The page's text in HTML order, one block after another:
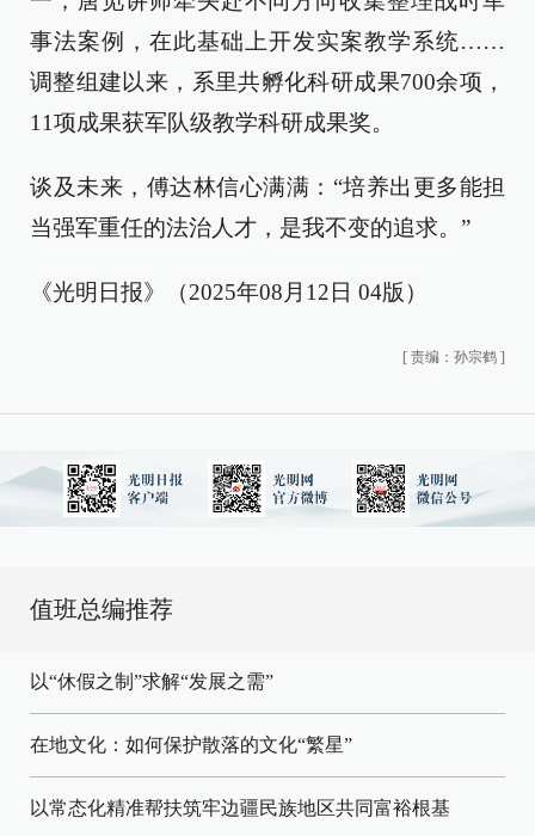
事法案例，在此基础上开发实案教学系统……
调整组建以来，系里共孵化科研成果700余项，
11项成果获军队级教学科研成果奖。
谈及未来，傅达林信心满满：“培养出更多能担
当强军重任的法治人才，是我不变的追求。”
《光明日报》（2025年08月12日 04版）
[ 责编：孙宗鹤 ]
值班总编推荐
以“休假之制”求解“发展之需”
在地文化：如何保护散落的文化“繁星”
以常态化精准帮扶筑牢边疆民族地区共同富裕根基